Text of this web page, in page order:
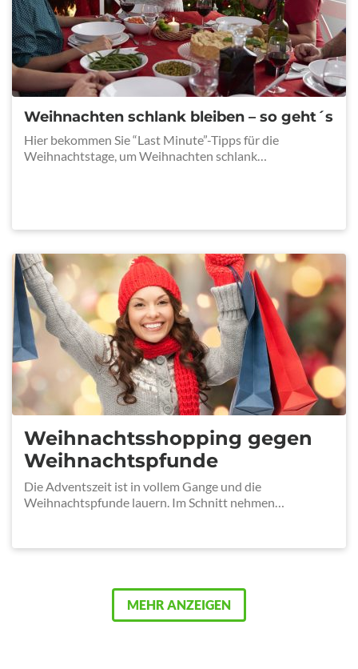
Weihnachten schlank bleiben – so geht´s
Hier bekommen Sie “Last Minute”-Tipps für die
Weihnachtstage, um Weihnachten schlank…
Weihnachtsshopping gegen
Weihnachtspfunde
Die Adventszeit ist in vollem Gange und die
Weihnachtspfunde lauern. Im Schnitt nehmen…
MEHR ANZEIGEN